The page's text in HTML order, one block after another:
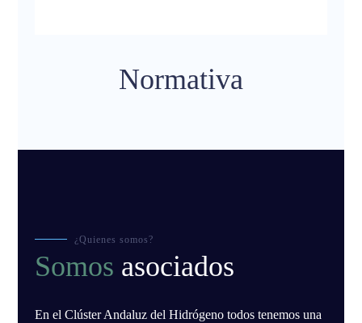
Normativa
¿Quienes somos?
Somos asociados
En el Clúster Andaluz del Hidrógeno todos tenemos una